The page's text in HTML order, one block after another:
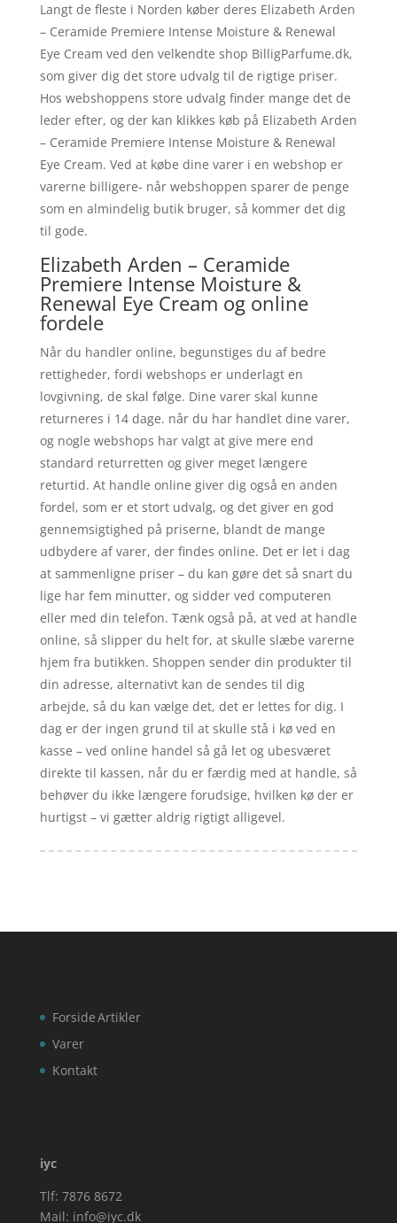
Langt de fleste i Norden køber deres Elizabeth Arden
– Ceramide Premiere Intense Moisture & Renewal
Eye Cream ved den velkendte shop BilligParfume.dk,
som giver dig det store udvalg til de rigtige priser.
Hos webshoppens store udvalg finder mange det de
leder efter, og der kan klikkes køb på Elizabeth Arden
– Ceramide Premiere Intense Moisture & Renewal
Eye Cream. Ved at købe dine varer i en webshop er
varerne billigere- når webshoppen sparer de penge
som en almindelig butik bruger, så kommer det dig
til gode.
Elizabeth Arden – Ceramide
Premiere Intense Moisture &
Renewal Eye Cream og online
fordele
Når du handler online, begunstiges du af bedre
rettigheder, fordi webshops er underlagt en
lovgivning, de skal følge. Dine varer skal kunne
returneres i 14 dage. når du har handlet dine varer,
og nogle webshops har valgt at give mere end
standard returretten og giver meget længere
returtid. At handle online giver dig også en anden
fordel, som er et stort udvalg, og det giver en god
gennemsigtighed på priserne, blandt de mange
udbydere af varer, der findes online. Det er let i dag
at sammenligne priser – du kan gøre det så snart du
lige har fem minutter, og sidder ved computeren
eller med din telefon. Tænk også på, at ved at handle
online, så slipper du helt for, at skulle slæbe varerne
hjem fra butikken. Shoppen sender din produkter til
din adresse, alternativt kan de sendes til dig
arbejde, så du kan vælge det, det er lettes for dig. I
dag er der ingen grund til at skulle stå i kø ved en
kasse – ved online handel så gå let og ubesværet
direkte til kassen, når du er færdig med at handle, så
behøver du ikke længere forudsige, hvilken kø der er
hurtigst – vi gætter aldrig rigtigt alligevel.
Forside
Varer
Kontakt
Artikler
iyc
Tlf: 7876 8672
Mail: info@iyc.dk